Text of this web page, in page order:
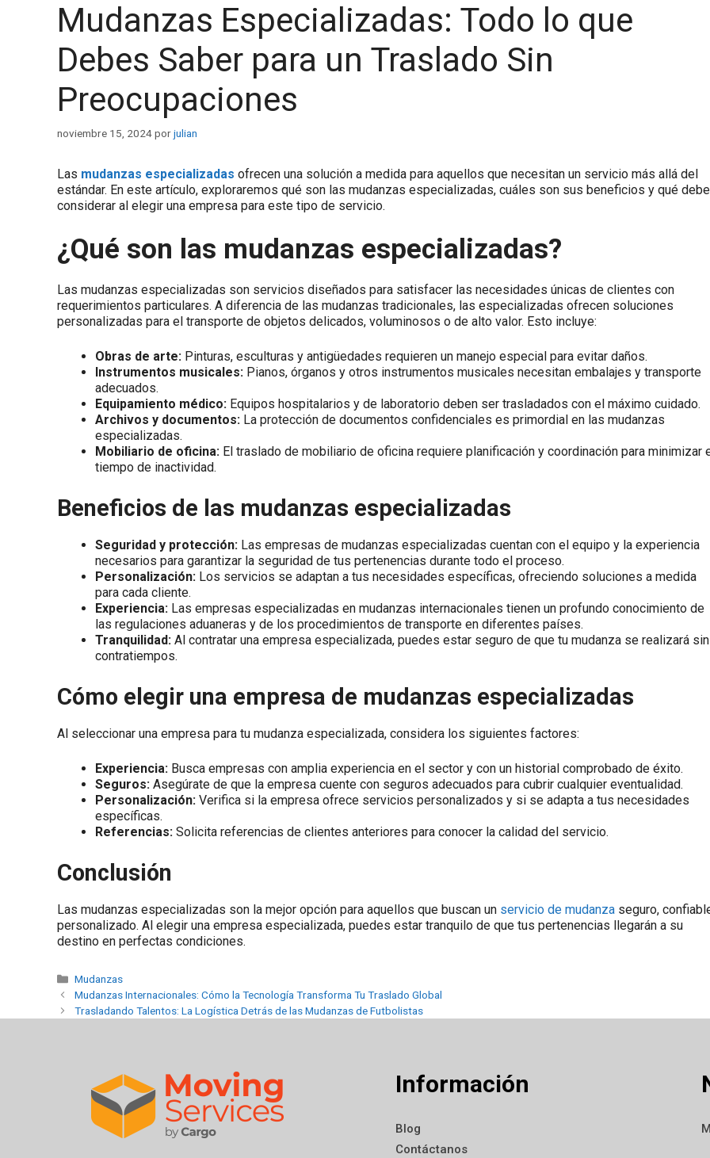
Mudanzas Especializadas: Todo lo que
Debes Saber para un Traslado Sin
Preocupaciones
noviembre 15, 2024porjulian
Las mudanzas especializadas ofrecen una solución a medida para aquellos que necesitan un servicio más allá del
estándar. En este artículo, exploraremos qué son las mudanzas especializadas, cuáles son sus beneficios y qué
considerar al elegir una empresa para este tipo de servicio.
¿Qué son las mudanzas especializadas?
Las mudanzas especializadas son servicios diseñados para satisfacer las necesidades únicas de clientes con
requerimientos particulares. A diferencia de las mudanzas tradicionales, las especializadas ofrecen soluciones
personalizadas para el transporte de objetos delicados, voluminosos o de alto valor. Esto incluye:
Obras de arte: Pinturas, esculturas y antigüedades requieren un manejo especial para evitar daños.
Instrumentos musicales: Pianos, órganos y otros instrumentos musicales necesitan embalajes y transporte
adecuados.
Equipamiento médico: Equipos hospitalarios y de laboratorio deben ser trasladados con el máximo cuidado.
Archivos y documentos: La protección de documentos confidenciales es primordial en las mudanzas
especializadas.
Mobiliario de oficina: El traslado de mobiliario de oficina requiere planificación y coordinación para minimizar
tiempo de inactividad.
Beneficios de las mudanzas especializadas
Seguridad y protección: Las empresas de mudanzas especializadas cuentan con el equipo y la experiencia
necesarios para garantizar la seguridad de tus pertenencias durante todo el proceso.
Personalización: Los servicios se adaptan a tus necesidades específicas, ofreciendo soluciones a medida
para cada cliente.
Experiencia: Las empresas especializadas en mudanzas internacionales tienen un profundo conocimiento de
las regulaciones aduaneras y de los procedimientos de transporte en diferentes países.
Tranquilidad: Al contratar una empresa especializada, puedes estar seguro de que tu mudanza se realizará sin
contratiempos.
Cómo elegir una empresa de mudanzas especializadas
Al seleccionar una empresa para tu mudanza especializada, considera los siguientes factores:
Experiencia: Busca empresas con amplia experiencia en el sector y con un historial comprobado de éxito.
Seguros: Asegúrate de que la empresa cuente con seguros adecuados para cubrir cualquier eventualidad.
Personalización: Verifica si la empresa ofrece servicios personalizados y si se adapta a tus necesidades
específicas.
Referencias: Solicita referencias de clientes anteriores para conocer la calidad del servicio.
Conclusión
Las mudanzas especializadas son la mejor opción para aquellos que buscan un servicio de mudanza seguro,
personalizado. Al elegir una empresa especializada, puedes estar tranquilo de que tus pertenencias llegarán a su
destino en perfectas condiciones.
Mudanzas
Mudanzas Internacionales: Cómo la Tecnología Transforma Tu Traslado Global
Trasladando Talentos: La Logística Detrás de las Mudanzas de Futbolistas
Información
Blog
Contáctanos